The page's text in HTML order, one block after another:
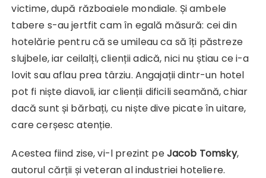
victime, după războaiele mondiale. Și ambele
tabere s-au jertfit cam în egală măsură: cei din
hotelărie pentru că se umileau ca să îți păstreze
slujbele, iar ceilalți, clienții adică, nici nu știau ce i-a
lovit sau aflau prea târziu. Angajații dintr-un hotel
pot fi niște diavoli, iar clienții dificili seamănă, chiar
dacă sunt și bărbați, cu niște dive picate în uitare,
care cerșesc atenție.
Acestea fiind zise, vi-l prezint peJacob Tomsky,
autorul cărții și veteran al industriei hoteliere.